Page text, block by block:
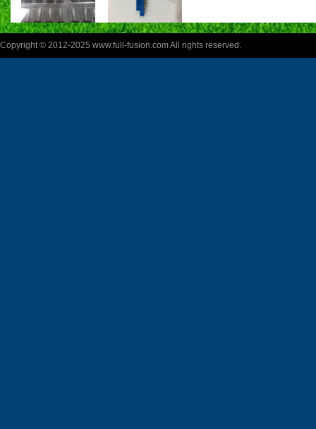
Copyright © 2012-2025 www.full-fusion.com All rights reserved.